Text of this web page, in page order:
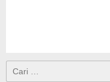
untuk: